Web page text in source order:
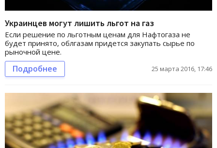
Украинцев могут лишить льгот на газ
Если решение по льготным ценам для Нафтогаза не
будет принято, облгазам придется закупать сырье по
рыночной цене.
Подробнее 25 марта 2016, 17:46